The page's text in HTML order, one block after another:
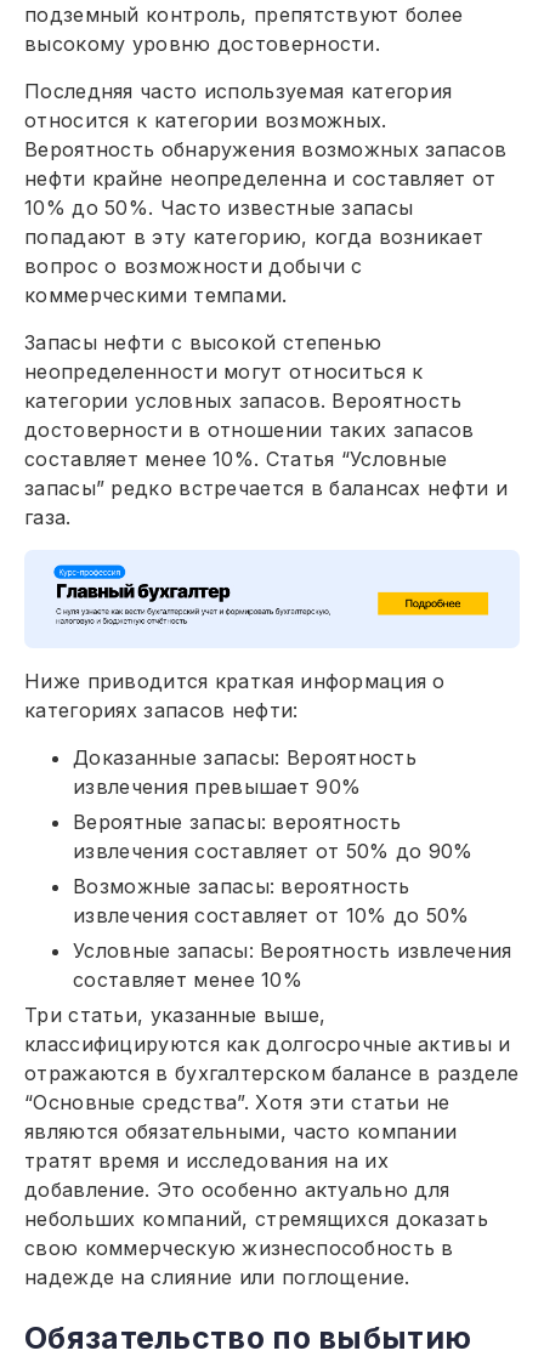
подземный контроль, препятствуют более
высокому уровню достоверности.
Последняя часто используемая категория
относится к категории возможных.
Вероятность обнаружения возможных запасов
нефти крайне неопределенна и составляет от
10% до 50%. Часто известные запасы
попадают в эту категорию, когда возникает
вопрос о возможности добычи с
коммерческими темпами.
Запасы нефти с высокой степенью
неопределенности могут относиться к
категории условных запасов. Вероятность
достоверности в отношении таких запасов
составляет менее 10%. Статья “Условные
запасы” редко встречается в балансах нефти и
газа.
Ниже приводится краткая информация о
категориях запасов нефти:
Доказанные запасы: Вероятность
извлечения превышает 90%
Вероятные запасы: вероятность
извлечения составляет от 50% до 90%
Возможные запасы: вероятность
извлечения составляет от 10% до 50%
Условные запасы: Вероятность извлечения
составляет менее 10%
Три статьи, указанные выше,
классифицируются как долгосрочные активы и
отражаются в бухгалтерском балансе в разделе
“Основные средства”. Хотя эти статьи не
являются обязательными, часто компании
тратят время и исследования на их
добавление. Это особенно актуально для
небольших компаний, стремящихся доказать
свою коммерческую жизнеспособность в
надежде на слияние или поглощение.
Обязательство по выбытию